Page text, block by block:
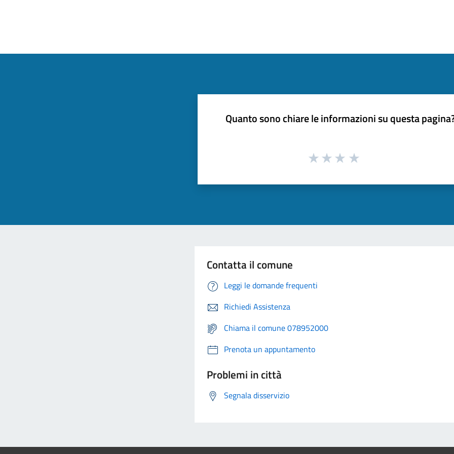
Quanto sono chiare le informazioni su questa
Contatta il comune
Leggi le domande frequenti
Richiedi Assistenza
Chiama il comune 078952000
Prenota un appuntamento
Problemi in città
Segnala disservizio